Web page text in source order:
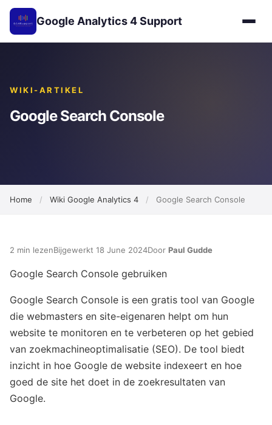
Google Analytics 4 Support
WIKI-ARTIKEL
Google Search Console
Home / Wiki Google Analytics 4 / Google Search Console
2 min lezenBijgewerkt 18 June 2024Door Paul Gudde
Google Search Console gebruiken
Google Search Console is een gratis tool van Google
die webmasters en site-eigenaren helpt om hun
website te monitoren en te verbeteren op het gebied
van zoekmachineoptimalisatie (SEO). De tool biedt
inzicht in hoe Google de website indexeert en hoe
goed de site het doet in de zoekresultaten van
Google.